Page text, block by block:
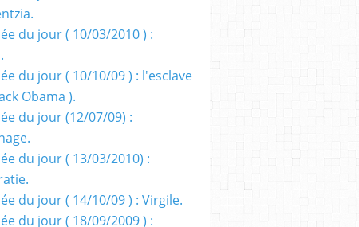
du jour ( 10/03/2010 ) :
du jour ( 10/10/09 ) : l'esclave
Obama ).
du jour (12/07/09) :
du jour ( 13/03/2010) :
du jour ( 14/10/09 ) : Virgile.
du jour ( 18/09/2009 ) :